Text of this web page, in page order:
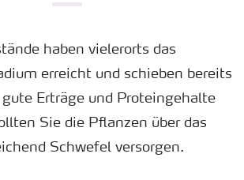
haben vielerorts das
erreicht und schieben bereits
Erträge und Proteingehalte
Sie die Pflanzen über das
Schwefel versorgen.